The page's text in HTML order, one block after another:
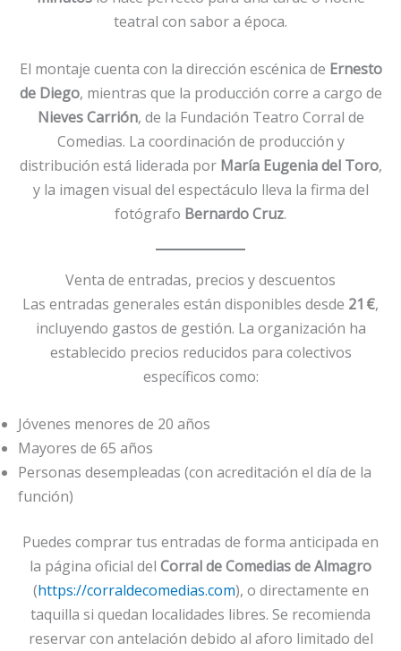
teatral con sabor a época.
El montaje cuenta con la dirección escénica de Ernesto
de Diego, mientras que la producción corre a cargo de
Nieves Carrión, de la Fundación Teatro Corral de
Comedias. La coordinación de producción y
distribución está liderada por María Eugenia del Toro,
y la imagen visual del espectáculo lleva la firma del
fotógrafo Bernardo Cruz.
Venta de entradas, precios y descuentos
Las entradas generales están disponibles desde 21 €,
incluyendo gastos de gestión. La organización ha
establecido precios reducidos para colectivos
específicos como:
Jóvenes menores de 20 años
Mayores de 65 años
Personas desempleadas (con acreditación el día de la
función)
Puedes comprar tus entradas de forma anticipada en
la página oficial del Corral de Comedias de Almagro
(https://corraldecomedias.com), o directamente en
taquilla si quedan localidades libres. Se recomienda
reservar con antelación debido al aforo limitado del